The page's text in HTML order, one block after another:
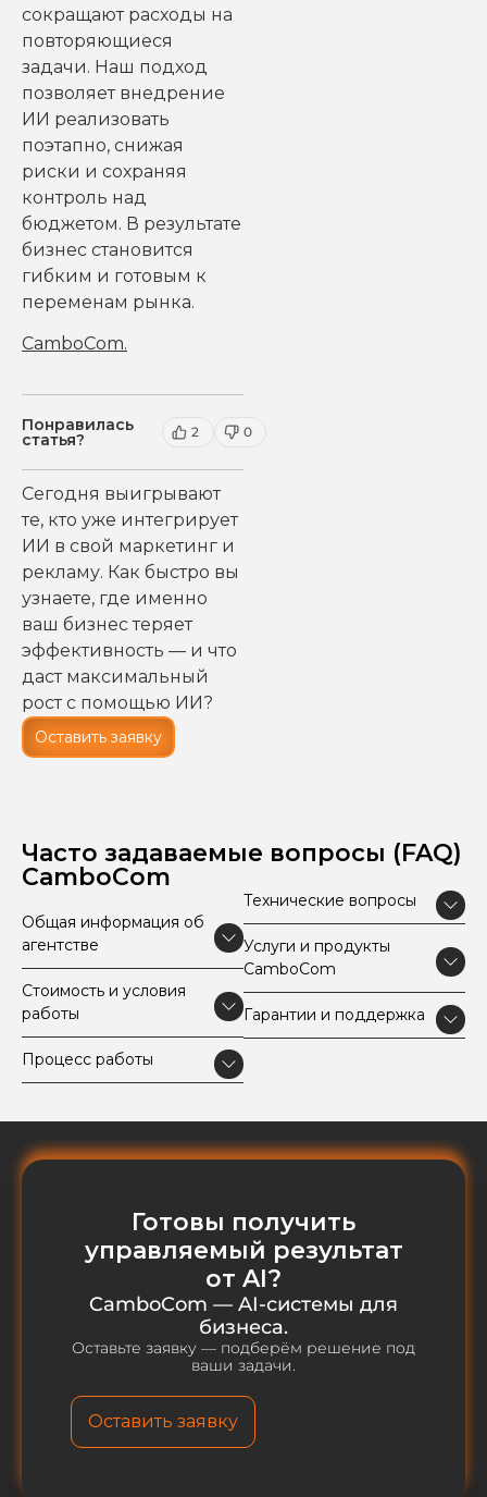
сокращают расходы на
повторяющиеся
задачи. Наш подход
позволяет внедрение
ИИ реализовать
поэтапно, снижая
риски и сохраняя
контроль над
бюджетом. В результате
бизнес становится
гибким и готовым к
переменам рынка.
CamboCom.
Понравилась
статья? 2 0
Сегодня выигрывают
те, кто уже интегрирует
ИИ в свой маркетинг и
рекламу. Как быстро вы
узнаете, где именно
ваш бизнес теряет
эффективность — и что
даст максимальный
рост с помощью ИИ?
Оставить заявку
Часто задаваемые вопросы (FAQ)
CamboCom
Общая информация об
агентстве
Стоимость и условия
работы
Процесс работы
Технические вопросы
Услуги и продукты
CamboCom
Гарантии и поддержка
Готовы получить
управляемый результат
от AI?
CamboCom — AI-системы для
бизнеса.
Оставьте заявку — подберём решение под
ваши задачи.
Оставить заявку